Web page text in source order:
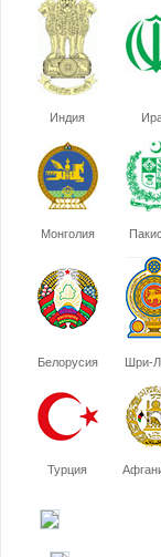
Индия
Монголия
Белорусия Шри-
Турция